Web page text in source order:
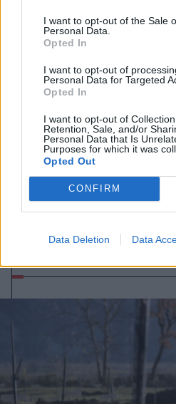
I want to opt-out of the Sale
Personal Data.
Opted In
I want to opt-out of
Personal Data for Targeted
Opted In
I want to opt-out of
Retention, Sale, and/or
Personal Data that Is
Purposes for which it was
Opted Out
CONFIRM
Data Deletion Data
2024. szeptember 28.,
Tündérkertje